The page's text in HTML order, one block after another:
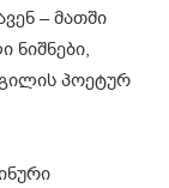
– მათში
პოეტურ